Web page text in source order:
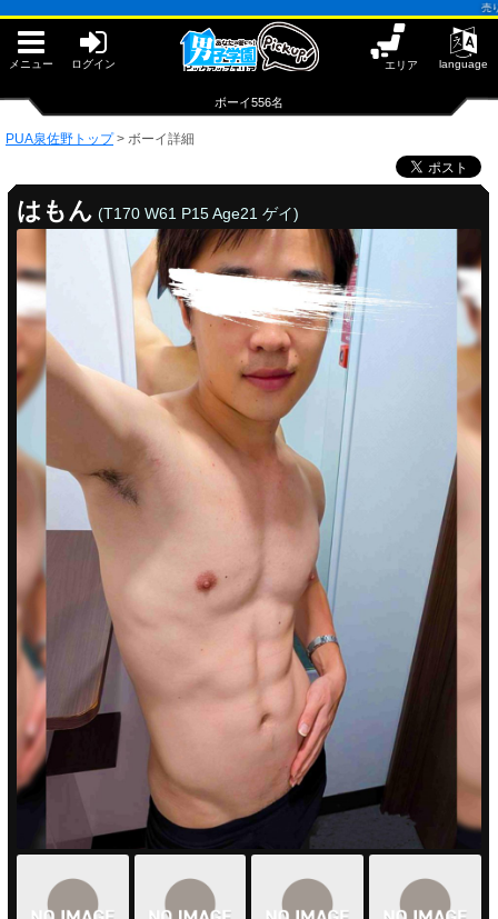
売り専(ウ
PUA泉佐野
メニュー ログイン エリア language
ボーイ556名
サテライト大宮
PUA柏
PUA'赤羽
PUA'八重洲
PUA'池袋
PUA'蒲田
PUA'羽田
PUA'吉祥寺
PUA立川
PUA町田
×閉じる
PUA四日市
PUA津
PUA和歌山
PUA奈良
PUA加古川
PUA姫路
×閉じる
PUA鹿児島
PUA泉佐野トップ> ボーイ詳細
はもん (T170 W61 P15 Age21 ゲイ)